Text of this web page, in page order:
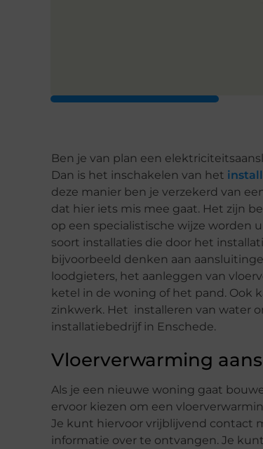
Ben je van plan een
Dan is het inschakelen van het
deze manier ben je verzekerd van
dat hier iets mis mee gaat. Het zijn
op een specialistische wijze worden
soort installaties die door het
bijvoorbeeld denken aan
loodgieters, het aanleggen van
ketel in de woning of het pand. Ook
zinkwerk. Het installeren van water
installatiebedrijf in Enschede.
Vloerverwarming
Als je een nieuwe woning gaat
ervoor kiezen om een
Je kunt hiervoor vrijblijvend contact
informatie over te ontvangen. Je